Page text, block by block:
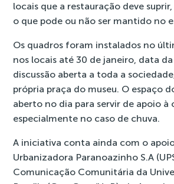
locais que a restauração deve
o que pode ou não ser mantido no
Os quadros foram instalados no
nos locais até 30 de janeiro, data
discussão aberta a toda a
própria praça do museu. O espaço
aberto no dia para servir de apoio à
especialmente no caso de chuva.
A iniciativa conta ainda com o
Urbanizadora Paranoazinho S.A
Comunicação Comunitária da